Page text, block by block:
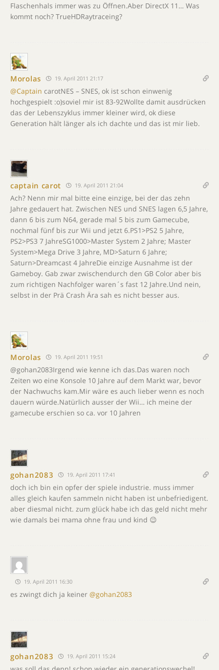
Flaschenhals immer was zu Öffnen.Aber DirectX 11… Was
kommt noch? TrueHDRaytraceing?
Morolas 19. April 2011 21:17
@Captain carotNES – SNES, ok ist schon einwenig
hochgespielt :o)soviel mir ist 83-92Wollte damit ausdrücken
das der Lebenszyklus immer kleiner wird, ok diese
Generation hält länger als ich dachte und das ist mir lieb.
captain carot 19. April 2011 21:04
Ach? Nenn mir mal bitte eine einzige, bei der das zehn
Jahre gedauert hat. Zwischen NES und SNES lagen 6,5 Jahre,
dann 6 bis zum N64, gerade mal 5 bis zum Gamecube,
nochmal fünf bis zur Wii und jetzt 6.PS1>PS2 5 Jahre,
PS2>PS3 7 JahreSG1000>Master System 2 Jahre; Master
System>Mega Drive 3 Jahre, MD>Saturn 6 Jahre;
Saturn>Dreamcast 4 JahreDie einzige Ausnahme ist der
Gameboy. Gab zwar zwischendurch den GB Color aber bis
zum richtigen Nachfolger waren´s fast 12 Jahre.Und nein,
selbst in der Prä Crash Ära sah es nicht besser aus.
Morolas 19. April 2011 19:51
@gohan2083Irgend wie kenne ich das.Das waren noch
Zeiten wo eine Konsole 10 Jahre auf dem Markt war, bevor
der Nachwuchs kam.Mir wäre es auch lieber wenn es noch
dauern würde.Natürlich ausser der Wii… ich meine der
gamecube erschien so ca. vor 10 Jahren
gohan2083 19. April 2011 17:41
doch ich bin ein opfer der spiele industrie. muss immer
alles gleich kaufen sammeln nicht haben ist unbefriedigent.
aber diesmal nicht. zum glück habe ich das geld nicht mehr
wie damals bei mama ohne frau und kind 😉
19. April 2011 16:30
es zwingt dich ja keiner @gohan2083
gohan2083 19. April 2011 15:24